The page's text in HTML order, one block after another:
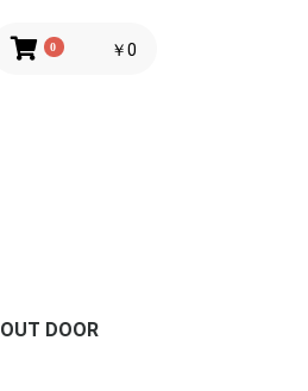
0 ￥0
セット
ストック
グリップ
ハンドガード/レイル
OUT DOOR